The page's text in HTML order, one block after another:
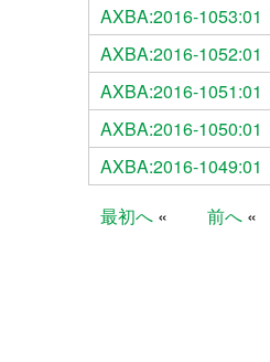
AXBA:2016-1053:01
AXBA:2016-1052:01
AXBA:2016-1051:01
AXBA:2016-1050:01
AXBA:2016-1049:01
最初へ 前へ